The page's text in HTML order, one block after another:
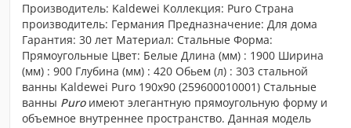
Производитель: Kaldewei Коллекция: Puro Cтрана
производитель: Германия Предназначение: Для дома
Гарантия: 30 лет Материал: Стальные Форма:
Прямоугольные Цвет: Белые Длина (мм) : 1900 Ширина
(мм) : 900 Глубина (мм) : 420 Обьем (л) : 303 стальной
ванны Kaldewei Puro 190x90 (259600010001) Стальные
ванны Puro имеют элегантную прямоугольную форму и
объемное внутреннее пространство. Данная модель